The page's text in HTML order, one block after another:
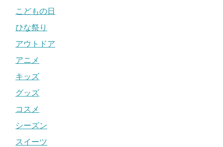
こどもの日
ひな祭り
アウトドア
アニメ
キッズ
グッズ
コスメ
シーズン
スイーツ